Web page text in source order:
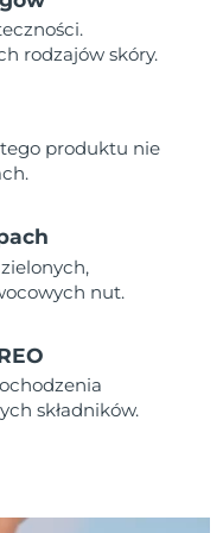
rodzajów skóry.
produktu nie
nut.
składników.
czas dostawy
8/9/26
8/9/26
czas dostawy
czas dostawy